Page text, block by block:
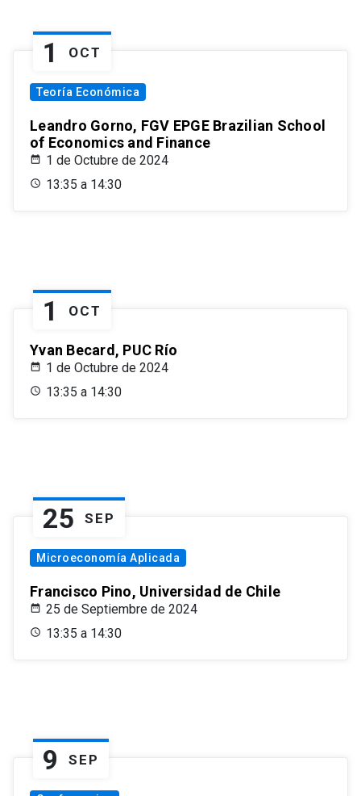
1 OCT
Teoría Económica
Leandro Gorno, FGV EPGE Brazilian School
of Economics and Finance
1 de Octubre de 2024
13:35 a 14:30
1 OCT
Yvan Becard, PUC Río
1 de Octubre de 2024
13:35 a 14:30
25 SEP
Microeconomía Aplicada
Francisco Pino, Universidad de Chile
25 de Septiembre de 2024
13:35 a 14:30
9 SEP